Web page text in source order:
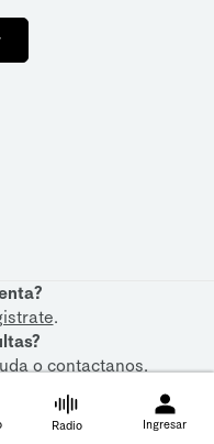
.
ocontactanos.
Radio Ingresar